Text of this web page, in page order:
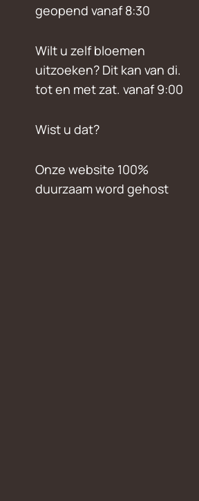
geopend vanaf 8:30
Wilt u zelf bloemen
uitzoeken? Dit kan van di.
tot en met zat. vanaf 9:00
Wist u dat?
Onze website 100%
duurzaam word gehost